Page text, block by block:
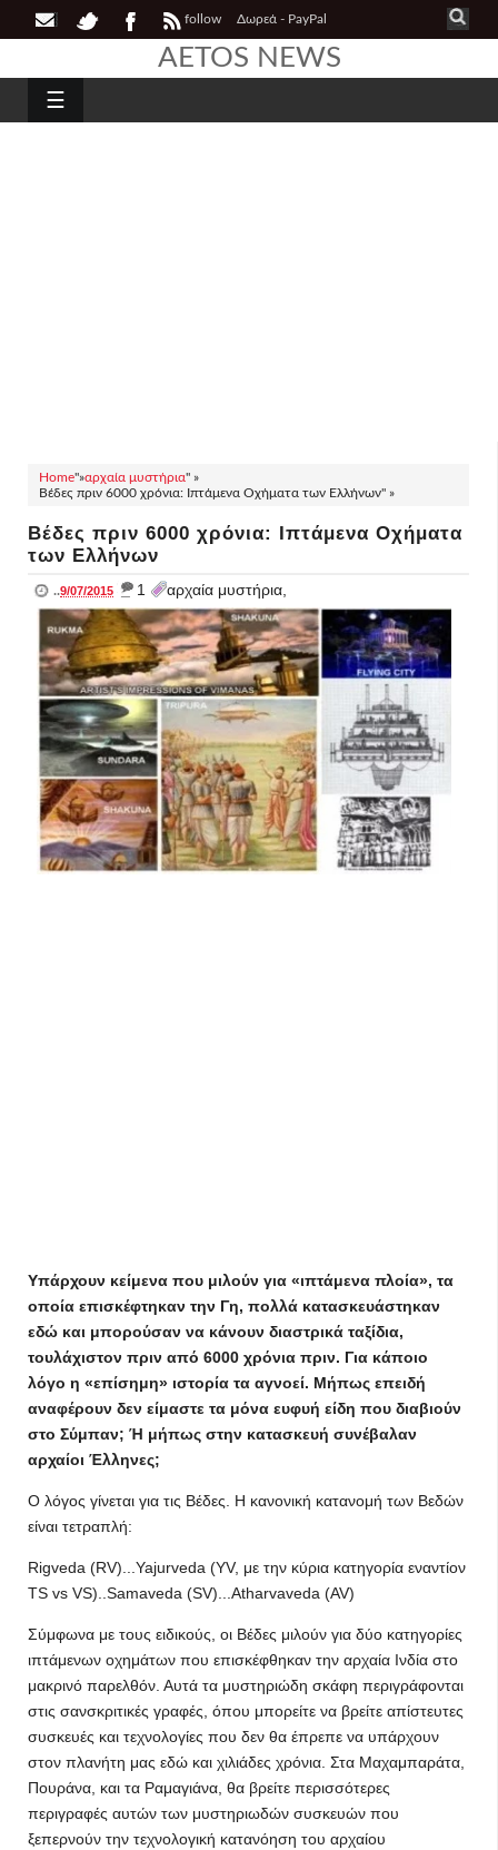
follow Δωρεά - PayPal
AETOS NEWS
☰
Home"»αρχαία μυστήρια" »
Βέδες πριν 6000 χρόνια: Ιπτάμενα Οχήματα των Ελλήνων" »
Βέδες πριν 6000 χρόνια: Ιπτάμενα Οχήματα
των Ελλήνων
..9/07/2015 _ 1 αρχαία μυστήρια,
Υπάρχουν κείμενα που μιλούν για «ιπτάμενα πλοία», τα
οποία επισκέφτηκαν την Γη, πολλά κατασκευάστηκαν
εδώ και μπορούσαν να κάνουν διαστρικά ταξίδια,
τουλάχιστον πριν από 6000 χρόνια πριν. Για κάποιο
λόγο η «επίσημη» ιστορία τα αγνοεί. Μήπως επειδή
αναφέρουν δεν είμαστε τα μόνα ευφυή είδη που διαβιούν
στο Σύμπαν; Ή μήπως στην κατασκευή συνέβαλαν
αρχαίοι Έλληνες;
Ο λόγος γίνεται για τις Βέδες. Η κανονική κατανομή των Βεδών
είναι τετραπλή:
Rigveda (RV)...Yajurveda (YV, με την κύρια κατηγορία εναντίον
TS vs VS)..Samaveda (SV)...Atharvaveda (AV)
Σύμφωνα με τους ειδικούς, οι Βέδες μιλούν για δύο κατηγορίες
ιπτάμενων οχημάτων που επισκέφθηκαν την αρχαία Ινδία στο
μακρινό παρελθόν. Αυτά τα μυστηριώδη σκάφη περιγράφονται
στις σανσκριτικές γραφές, όπου μπορείτε να βρείτε απίστευτες
συσκευές και τεχνολογίες που δεν θα έπρεπε να υπάρχουν
στον πλανήτη μας εδώ και χιλιάδες χρόνια. Στα Μαχαμπαράτα,
Πουράνα, και τα Ραμαγιάνα, θα βρείτε περισσότερες
περιγραφές αυτών των μυστηριωδών συσκευών που
ξεπερνούν την τεχνολογική κατανόηση του αρχαίου